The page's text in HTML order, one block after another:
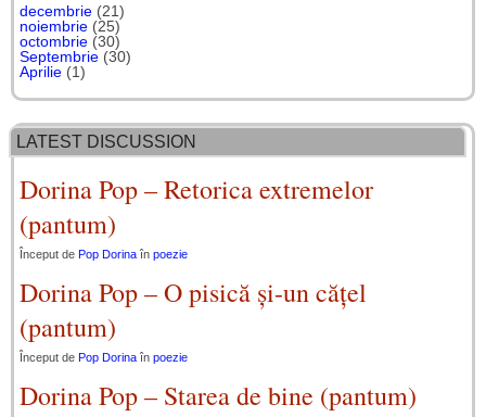
decembrie (21)
noiembrie (25)
octombrie (30)
Septembrie (30)
Aprilie (1)
LATEST DISCUSSION
Dorina Pop – Retorica extremelor
(pantum)
Început de Pop Dorina în poezie
Dorina Pop – O pisică și-un cățel
(pantum)
Început de Pop Dorina în poezie
Dorina Pop – Starea de bine (pantum)